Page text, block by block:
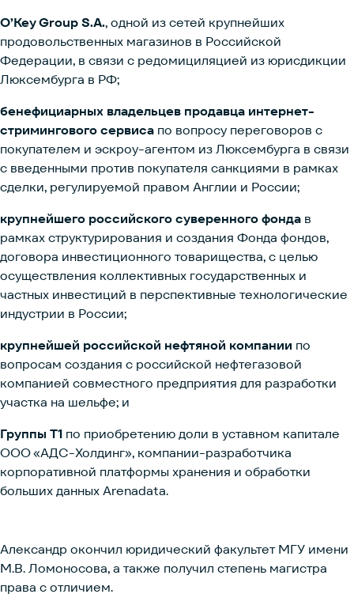
O’Key Group S.A., одной из сетей крупнейших
продовольственных магазинов в Российской
Федерации, в связи с редомициляцией из юрисдикции
Люксембурга в РФ;
бенефициарных владельцев продавца интернет-
стримингового сервиса по вопросу переговоров с
покупателем и эскроу-агентом из Люксембурга в связи
с введенными против покупателя санкциями в рамках
сделки, регулируемой правом Англии и России;
крупнейшего российского суверенного фонда в
рамках структурирования и создания Фонда фондов,
договора инвестиционного товарищества, с целью
осуществления коллективных государственных и
частных инвестиций в перспективные технологические
индустрии в России;
крупнейшей российской нефтяной компании по
вопросам создания с российской нефтегазовой
компанией совместного предприятия для разработки
участка на шельфе; и
Группы Т1 по приобретению доли в уставном капитале
ООО «АДС-Холдинг», компании-разработчика
корпоративной платформы хранения и обработки
больших данных Arenadata.
Александр окончил юридический факультет МГУ имени
М.В. Ломоносова, а также получил степень магистра
права с отличием.